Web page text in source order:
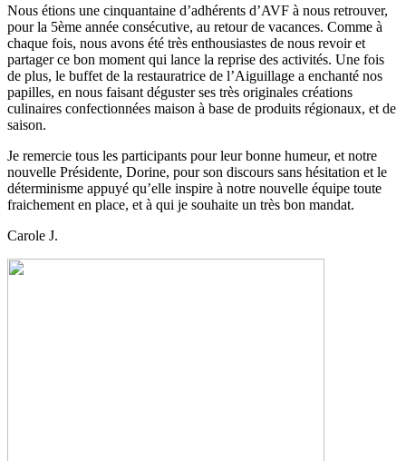
Nous étions une cinquantaine d’adhérents d’AVF à nous retrouver,
pour la 5ème année consécutive, au retour de vacances. Comme à
chaque fois, nous avons été très enthousiastes de nous revoir et
partager ce bon moment qui lance la reprise des activités. Une fois
de plus, le buffet de la restauratrice de l’Aiguillage a enchanté nos
papilles, en nous faisant déguster ses très originales créations
culinaires confectionnées maison à base de produits régionaux, et de
saison.
Je remercie tous les participants pour leur bonne humeur, et notre
nouvelle Présidente, Dorine, pour son discours sans hésitation et le
déterminisme appuyé qu’elle inspire à notre nouvelle équipe toute
fraichement en place, et à qui je souhaite un très bon mandat.
Carole J.